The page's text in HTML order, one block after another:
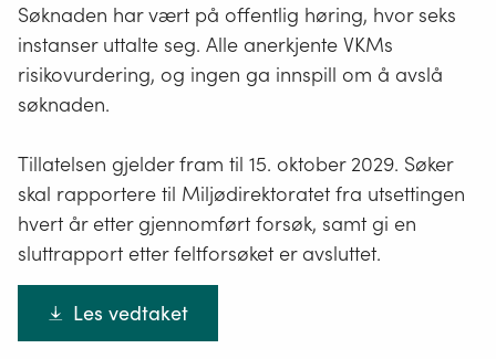
Søknaden har vært på offentlig høring, hvor seks
instanser uttalte seg. Alle anerkjente VKMs
risikovurdering, og ingen ga innspill om å avslå
søknaden.
Tillatelsen gjelder fram til 15. oktober 2029. Søker
skal rapportere til Miljødirektoratet fra utsettingen
hvert år etter gjennomført forsøk, samt gi en
sluttrapport etter feltforsøket er avsluttet.
Les vedtaket